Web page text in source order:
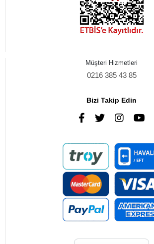
Müşteri Hizmetleri
0216 385 43 85
Bizi Takip Edin